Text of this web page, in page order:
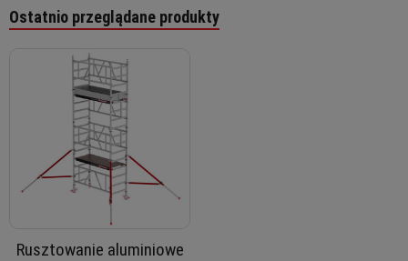
Ostatnio przeglądane produkty
Rusztowanie aluminiowe